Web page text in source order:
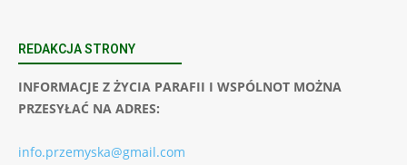
REDAKCJA STRONY
INFORMACJE Z ŻYCIA PARAFII I WSPÓLNOT MOŻNA
PRZESYŁAĆ NA ADRES:
info.przemyska@gmail.com